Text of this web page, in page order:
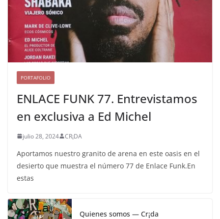
PORTAFOLIO
ENLACE FUNK 77. Entrevistamos
en exclusiva a Ed Michel
julio 28, 2024 CR¡DA
Aportamos nuestro granito de arena en este oasis en el
desierto que muestra el número 77 de Enlace Funk.En
estas
Quienes somos — Cr¡da